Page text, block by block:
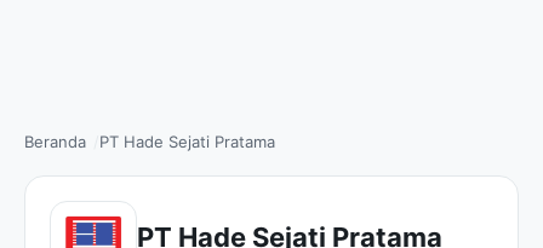
Beranda PT Hade Sejati Pratama
PT Hade Sejati Pratama